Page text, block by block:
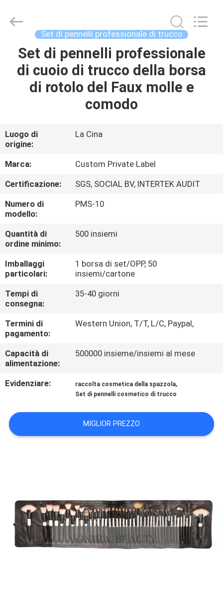
CASA
PRODOTTI
NOI
GIRO
DELLA
FABBRICA
CONTROLLO
DI
QUALITÀ
MAPPA
SITO
PRIVACY
POLICY
Chanmy
Cosmetics
Reserved.
Set di pennelli professionale di trucco
Set di pennelli professionale
di cuoio di trucco della borsa
di rotolo del Faux molle e
comodo
Luogo di
origine:
La Cina
Marca:
Custom Private Label
Certificazione:
SGS, SOCIAL BV, INTERTEK AUDIT
Numero di
modello:
PMS-10
Quantità di
ordine minimo:
500 insiemi
Imballaggi
particolari:
1 borsa di set/OPP, 50
insiemi/cartone
Tempi di
consegna:
35-40 giorni
Termini di
pagamento:
Western Union, T/T, L/C, Paypal,
Capacità di
alimentazione:
500000 insieme/insiemi al mese
Evidenziare: raccolta cosmetica della spazzola,
Set di pennelli cosmetico di trucco
MIGLIOR PREZZO